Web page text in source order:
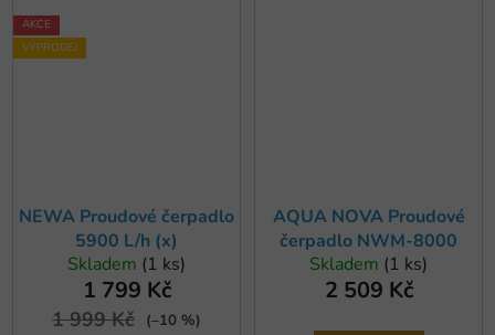
AKCE
VÝPRODEJ
NEWA Proudové čerpadlo
5900 L/h (x)
Skladem (1 ks)
1 799 Kč
1 999 Kč (–10 %)
AQUA NOVA Proudové
čerpadlo NWM-8000
Skladem (1 ks)
2 509 Kč